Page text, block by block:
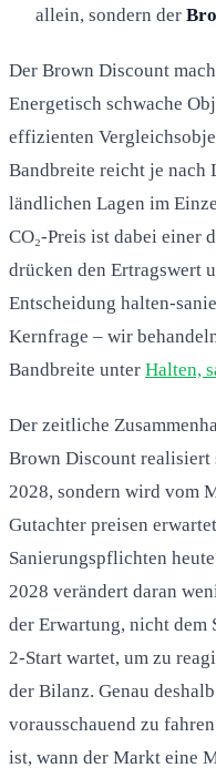
allein, sondern der
Der Brown Discount
Energetisch schwache
effizienten
Bandbreite reicht je nach
ländlichen Lagen im
CO₂-Preis ist dabei einer
drücken den Ertragswert
Entscheidung halten-
Kernfrage – wir
Bandbreite unter Halten,
Der zeitliche
Brown Discount realisiert
2028, sondern wird vom
Gutachter preisen
Sanierungspflichten
2028 verändert daran
der Erwartung, nicht dem
2-Start wartet, um zu
der Bilanz. Genau
vorausschauend zu
ist, wann der Markt eine